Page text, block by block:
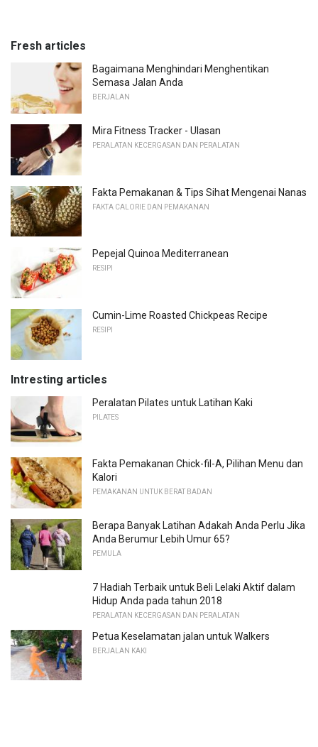
Fresh articles
Bagaimana Menghindari Menghentikan
Semasa Jalan Anda
BERJALAN
Mira Fitness Tracker - Ulasan
PERALATAN KECERGASAN DAN PERALATAN
Fakta Pemakanan & Tips Sihat Mengenai Nanas
FAKTA CALORIE DAN PEMAKANAN
Pepejal Quinoa Mediterranean
RESIPI
Cumin-Lime Roasted Chickpeas Recipe
RESIPI
Intresting articles
Peralatan Pilates untuk Latihan Kaki
PILATES
Fakta Pemakanan Chick-fil-A, Pilihan Menu dan
Kalori
PEMAKANAN UNTUK BERAT BADAN
Berapa Banyak Latihan Adakah Anda Perlu Jika
Anda Berumur Lebih Umur 65?
PEMULA
7 Hadiah Terbaik untuk Beli Lelaki Aktif dalam
Hidup Anda pada tahun 2018
PERALATAN KECERGASAN DAN PERALATAN
Petua Keselamatan jalan untuk Walkers
BERJALAN KAKI